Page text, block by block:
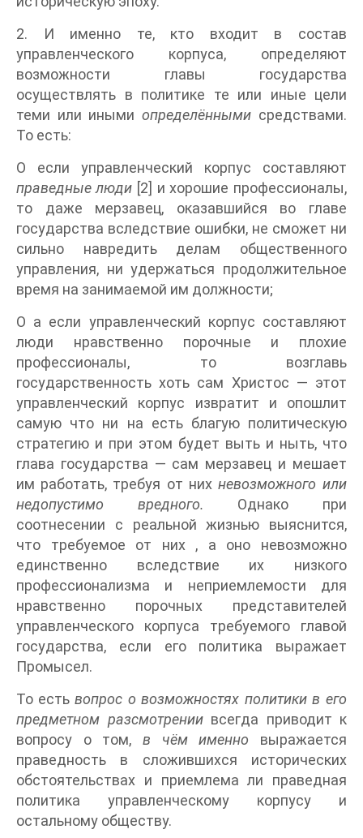
2. И именно те, кто входит в состав
управленческого корпуса, определяют
возможности главы государства
осуществлять в политике те или иные цели
теми или иными определёнными средствами.
То есть:
O если управленческий корпус составляют
праведные люди [2] и хорошие профессионалы,
то даже мерзавец, оказавшийся во главе
государства вследствие ошибки, не сможет ни
сильно навредить делам общественного
управления, ни удержаться продолжительное
время на занимаемой им должности;
O а если управленческий корпус составляют
люди нравственно порочные и плохие
профессионалы, то возглавь
государственность хоть сам Христос — этот
управленческий корпус извратит и опошлит
самую что ни на есть благую политическую
стратегию и при этом будет выть и ныть, что
глава государства — сам мерзавец и мешает
им работать, требуя от них невозможного или
недопустимо вредного. Однако при
соотнесении с реальной жизнью выяснится,
что требуемое от них , а оно невозможно
единственно вследствие их низкого
профессионализма и неприемлемости для
нравственно порочных представителей
управленческого корпуса требуемого главой
государства, если его политика выражает
Промысел.
То есть вопрос о возможностях политики в его
предметном разсмотрении всегда приводит к
вопросу о том, в чём именно выражается
праведность в сложившихся исторических
обстоятельствах и приемлема ли праведная
политика управленческому корпусу и
остальному обществу.